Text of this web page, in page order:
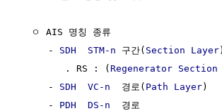
  ㅇ AIS 명칭 종류
     -
SDH STM-n 구간( Section Layer
        . RS : (
Regenerator Section
     -
SDH VC-n
  경로(
Path Layer)
     -
PDH DS-n
경로